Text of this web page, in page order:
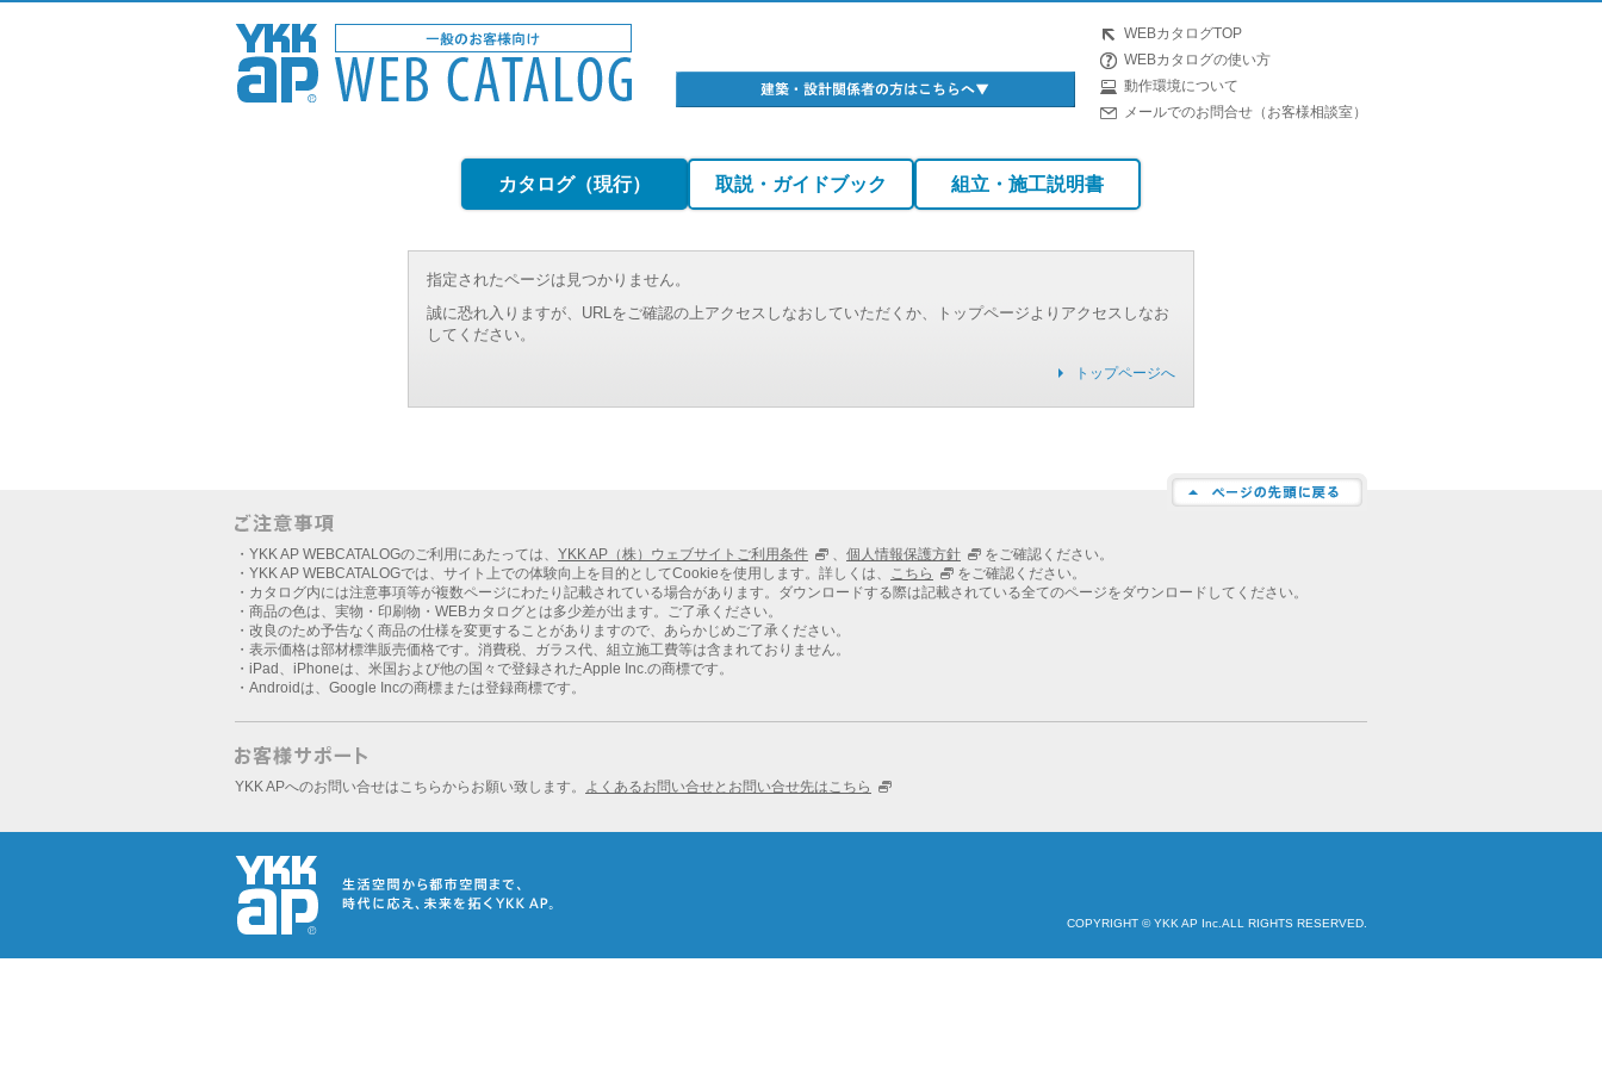
WEBカタログTOP
WEBカタログの使い方
動作環境について
メールでのお問合せ（お客様相談室）
カタログ（現行） 取説・ガイドブック 組立・施工説明書
指定されたページは見つかりません。
誠に恐れ入りますが、URLをご確認の上アクセスしなおしていただくか、トップページよりアクセスしなお
してください。
トップページへ
・YKK AP WEBCATALOGのご利用にあたっては、 YKK AP（株）ウェブサイトご利用条件 、 個人情報保護方針
をご確認ください。
・YKK AP WEBCATALOGでは、サイト上での体験向上を目的としてCookieを使用します。詳しくは、 こちら
をご確認ください。
・カタログ内には注意事項等が複数ページにわたり記載されている場合があります。ダウンロードする際は記載されている全てのページをダウンロードしてください。
・商品の色は、実物・印刷物・WEBカタログとは多少差が出ます。ご了承ください。
・改良のため予告なく商品の仕様を変更することがありますので、あらかじめご了承ください。
・表示価格は部材標準販売価格です。消費税、ガラス代、組立施工費等は含まれておりません。
・iPad、iPhoneは、米国および他の国々で登録されたApple Inc.の商標です。
・Androidは、Google Incの商標または登録商標です。
YKK APへのお問い合せはこちらからお願い致します。 よくあるお問い合せとお問い合せ先はこちら
COPYRIGHT © YKK AP Inc.ALL RIGHTS RESERVED.